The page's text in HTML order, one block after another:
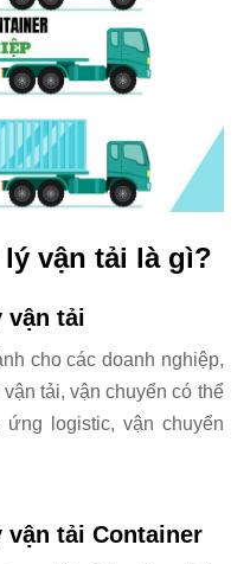
lý vận tải là gì?
vận tải
cho các doanh nghiệp,
tải, vận chuyển có thể
logistic, vận chuyển
vận tải Container